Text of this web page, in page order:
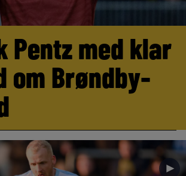
Pentz med klar
om Brøndby-
►